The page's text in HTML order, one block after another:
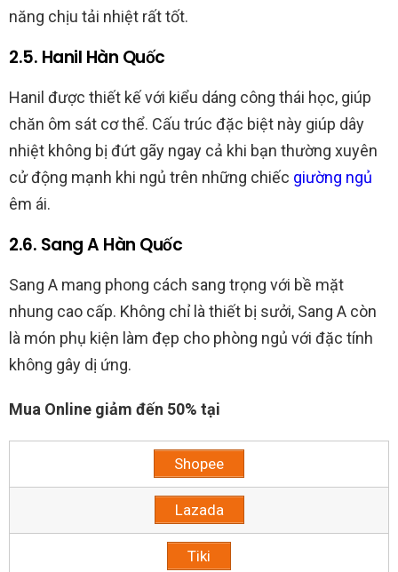
năng chịu tải nhiệt rất tốt.
2.5. Hanil Hàn Quốc
Hanil được thiết kế với kiểu dáng công thái học, giúp
chăn ôm sát cơ thể. Cấu trúc đặc biệt này giúp dây
nhiệt không bị đứt gãy ngay cả khi bạn thường xuyên
cử động mạnh khi ngủ trên những chiếc giường ngủ
êm ái.
2.6. Sang A Hàn Quốc
Sang A mang phong cách sang trọng với bề mặt
nhung cao cấp. Không chỉ là thiết bị sưởi, Sang A còn
là món phụ kiện làm đẹp cho phòng ngủ với đặc tính
không gây dị ứng.
Mua Online giảm đến 50% tại
Shopee
Lazada
Tiki